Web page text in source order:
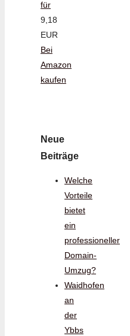
für
9,18
EUR
Bei
Amazon
kaufen
Neue
Beiträge
Welche
Vorteile
bietet
ein
professioneller
Domain-
Umzug?
Waidhofen
an
der
Ybbs